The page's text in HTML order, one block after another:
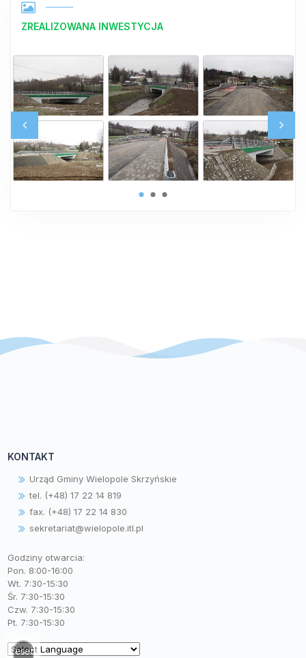
ZREALIZOWANA INWESTYCJA
KONTAKT
Urząd Gminy Wielopole Skrzyńskie
tel. (+48) 17 22 14 819
fax. (+48) 17 22 14 830
sekretariat@wielopole.itl.pl
Godziny otwarcia:
Pon. 8:00-16:00
Wt. 7:30-15:30
Śr. 7:30-15:30
Czw. 7:30-15:30
Pt. 7:30-15:30
Zresetuj